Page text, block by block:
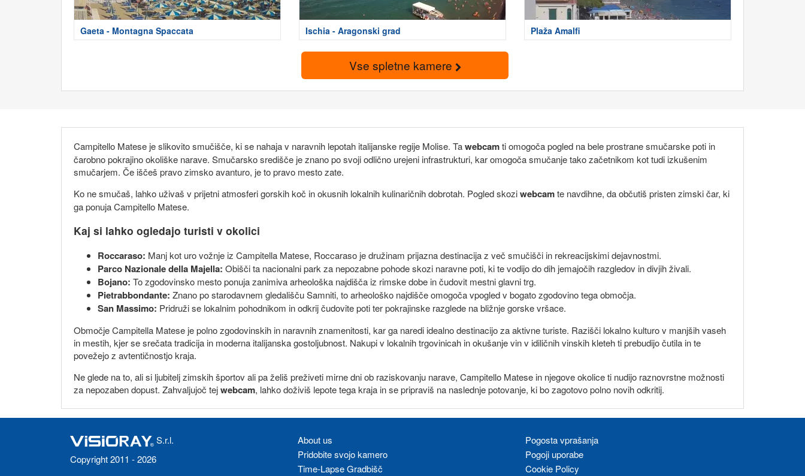
Gaeta - Montagna Spaccata Ischia - Aragonski grad Plaža Amalfi
Vse spletne kamere
Campitello Matese je slikovito smučišče, ki se nahaja v naravnih lepotah italijanske regije Molise. Tawebcamti omogoča pogled na bele prostrane smučarske poti in
čarobno pokrajino okoliške narave. Smučarsko središče je znano po svoji odlično urejeni infrastrukturi, kar omogoča smučanje tako začetnikom kot tudi izkušenim
smučarjem. Če iščeš pravo zimsko avanturo, je to pravo mesto zate.
Ko ne smučaš, lahko uživaš v prijetni atmosferi gorskih koč in okusnih lokalnih kulinaričnih dobrotah. Pogled skoziwebcamte navdihne, da občutiš pristen zimski čar, ki
ga ponuja Campitello Matese.
Kaj si lahko ogledajo turisti v okolici
Roccaraso: Manj kot uro vožnje iz Campitella Matese, Roccaraso je družinam prijazna destinacija z več smučišči in rekreacijskimi dejavnostmi.
Parco Nazionale della Majella: Obišči ta nacionalni park za nepozabne pohode skozi naravne poti, ki te vodijo do dih jemajočih razgledov in divjih živali.
Bojano: To zgodovinsko mesto ponuja zanimiva arheološka najdišča iz rimske dobe in čudovit mestni glavni trg.
Pietrabbondante: Znano po starodavnem gledališču Samniti, to arheološko najdišče omogoča vpogled v bogato zgodovino tega območja.
San Massimo: Pridruži se lokalnim pohodnikom in odkrij čudovite poti ter pokrajinske razglede na bližnje gorske vršace.
Območje Campitella Matese je polno zgodovinskih in naravnih znamenitosti, kar ga naredi idealno destinacijo za aktivne turiste. Razišči lokalno kulturo v manjših vaseh
in mestih, kjer se srečata tradicija in moderna italijanska gostoljubnost. Nakupi v lokalnih trgovinicah in okušanje vin v idiličnih vinskih kleteh ti prebudijo čutila in te
povežejo z avtentičnostjo kraja.
Ne glede na to, ali si ljubitelj zimskih športov ali pa želiš preživeti mirne dni ob raziskovanju narave, Campitello Matese in njegove okolice ti nudijo raznovrstne možnosti
za nepozaben dopust. Zahvaljujoč tejwebcam, lahko doživiš lepote tega kraja in se pripraviš na naslednje potovanje, ki bo zagotovo polno novih odkritij.
S.r.l.
Copyright 2011 - 2026
About us
Pridobite svojo kamero
Time-Lapse Gradbišč
Pogosta vprašanja
Pogoji uporabe
Cookie Policy